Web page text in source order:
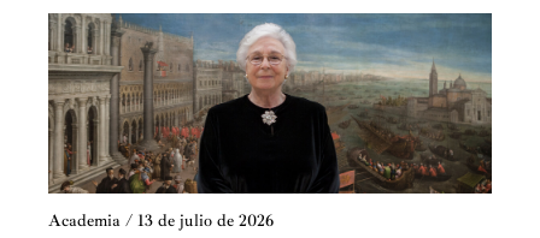
Academia / 13 de julio de 2026